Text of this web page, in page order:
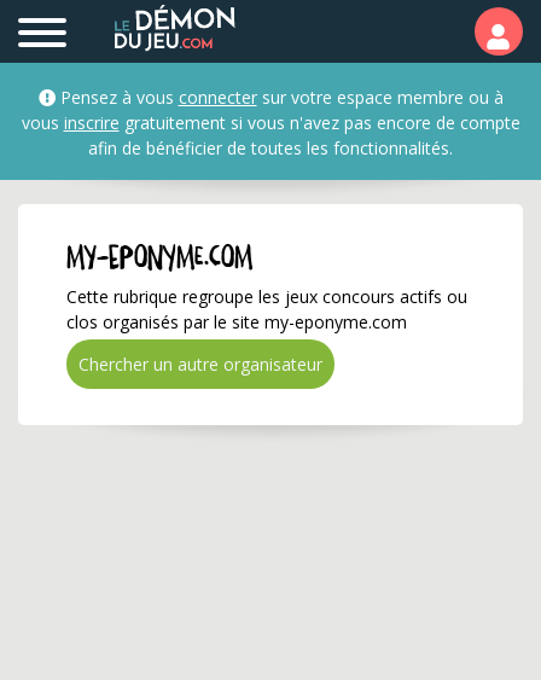
my-eponyme.com ✅
Pensez à vous connectersur votre espace membre ou à
vous inscrire gratuitement si vous n'avez pas encore de compte
afin de bénéficier de toutes les fonctionnalités.
my-eponyme.com
Cette rubrique regroupe les jeux concours actifs ou
clos organisés par le site my-eponyme.com
Chercher un autre organisateur